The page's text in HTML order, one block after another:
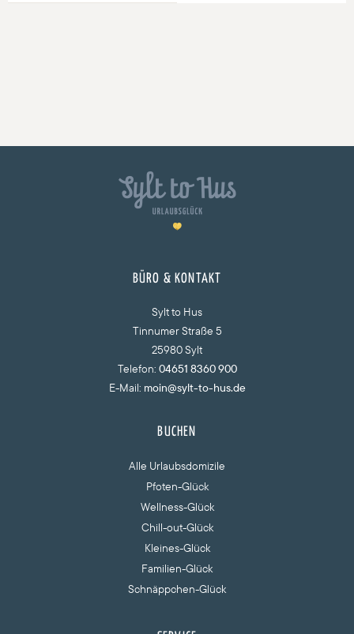
BÜRO & KONTAKT
Sylt to Hus
Tinnumer Straße 5
25980 Sylt
Telefon: 04651 8360 900
E-Mail: moin@sylt-to-hus.de
BUCHEN
Alle Urlaubsdomizile
Pfoten-Glück
Wellness-Glück
Chill-out-Glück
Kleines-Glück
Familien-Glück
Schnäppchen-Glück